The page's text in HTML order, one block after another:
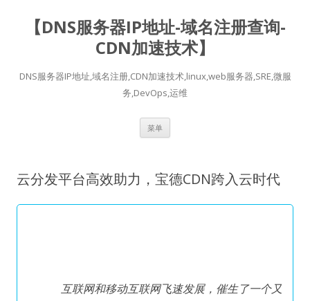
【DNS服务器IP地址-域名注册查询-
CDN加速技术】
DNS服务器IP地址,域名注册,CDN加速技术,linux,web服务器,SRE,微服
务,DevOps,运维
菜单
云分发平台高效助力，宝德CDN跨入云时代
互联网和移动互联网飞速发展，催生了一个又